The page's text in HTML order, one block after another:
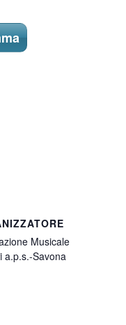
Musicale
a.p.s.-Savona